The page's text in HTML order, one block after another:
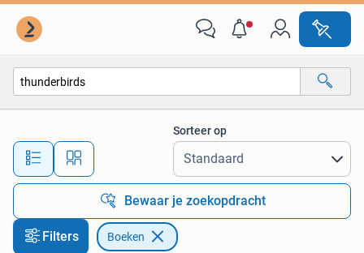
Alle afstanden…
Sorteer op
Bewaar je zoekopdracht
Filters Boeken